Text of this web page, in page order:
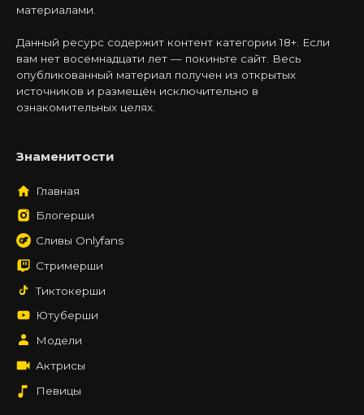
материалами.
Данный ресурс содержит контент категории 18+. Если
вам нет восемнадцати лет — покиньте сайт. Весь
опубликованный материал получен из открытых
источников и размещён исключительно в
ознакомительных целях.
Знаменитости
Главная
Блогерши
Сливы Onlyfans
Стримерши
Тиктокерши
Ютуберши
Модели
Актрисы
Певицы